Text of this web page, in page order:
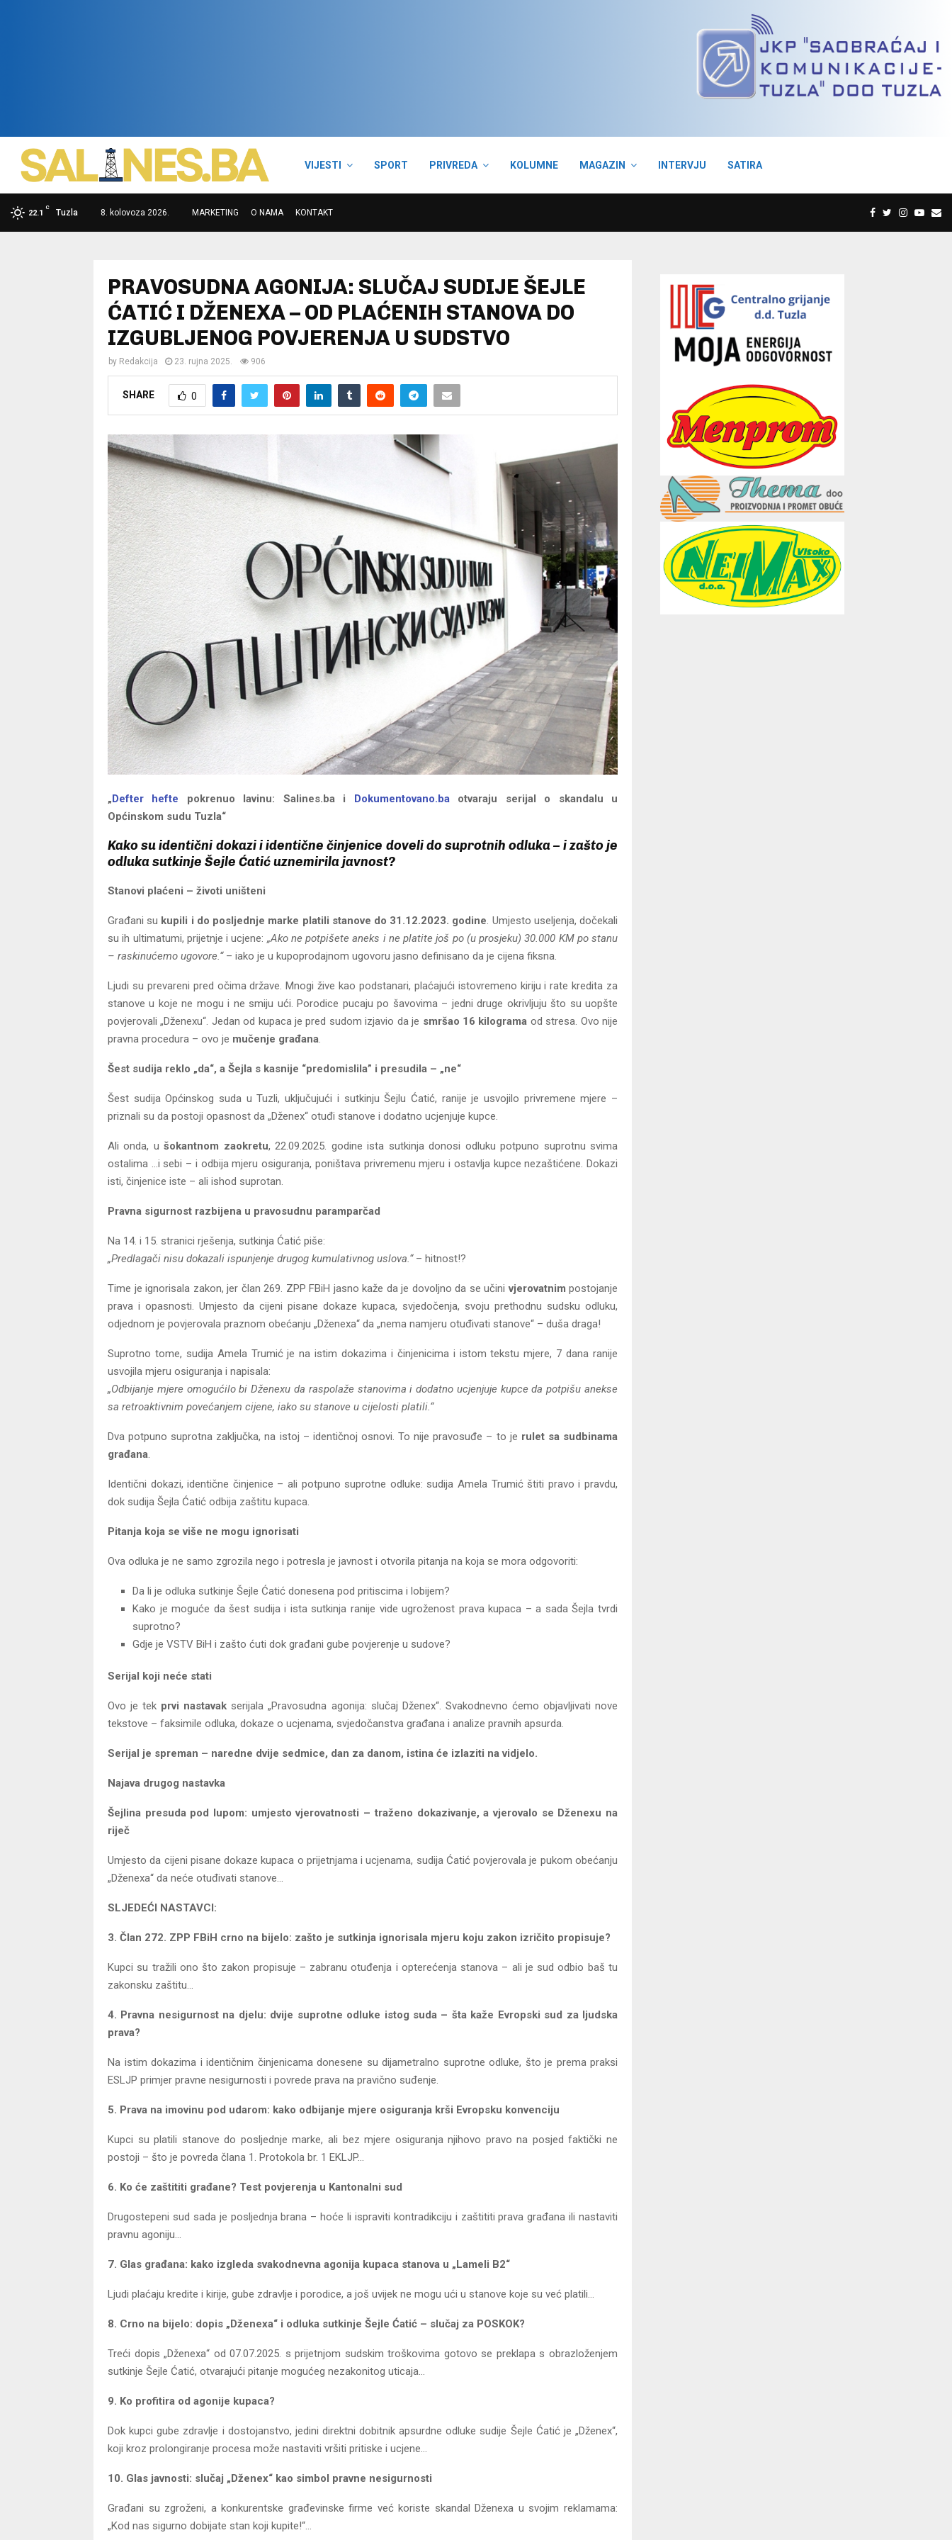
VIJESTI SPORT PRIVREDA KOLUMNE MAGAZIN INTERVJU SATIRA
22.1
C
Tuzla 8. kolovoza 2026. MARKETING O NAMA KONTAKT
PRAVOSUDNA AGONIJA: SLUČAJ SUDIJE ŠEJLE
ĆATIĆ I DŽENEXA – OD PLAĆENIH STANOVA DO
IZGUBLJENOG POVJERENJA U SUDSTVO
by Redakcija 23. rujna 2025. 906
SHARE 0
„ Defter hefte pokrenuo lavinu: Salines.ba i Dokumentovano.baotvaraju serijal o skandalu u
Općinskom sudu Tuzla“
Kako su identični dokazi i identične činjenice doveli do suprotnih odluka – i zašto je
odluka sutkinje Šejle Ćatić uznemirila javnost?
Stanovi plaćeni – životi uništeni
Građani su kupili i do posljednje marke platili stanove do 31.12.2023. godine. Umjesto useljenja, dočekali
su ih ultimatumi, prijetnje i ucjene: „Ako ne potpišete aneks i ne platite još po (u prosjeku) 30.000 KM po stanu
– raskinućemo ugovore.“ – iako je u kupoprodajnom ugovoru jasno definisano da je cijena fiksna.
Ljudi su prevareni pred očima države. Mnogi žive kao podstanari, plaćajući istovremeno kiriju i rate kredita za
stanove u koje ne mogu i ne smiju ući. Porodice pucaju po šavovima – jedni druge okrivljuju što su uopšte
povjerovali „Dženexu“. Jedan od kupaca je pred sudom izjavio da je smršao 16 kilograma od stresa. Ovo nije
pravna procedura – ovo je mučenje građana.
Šest sudija reklo „da“, a Šejla s kasnije “predomislila” i presudila – „ne“
Šest sudija Općinskog suda u Tuzli, uključujući i sutkinju Šejlu Ćatić, ranije je usvojilo privremene mjere –
priznali su da postoji opasnost da „Dženex“ otuđi stanove i dodatno ucjenjuje kupce.
Ali onda, ušokantnom zaokretu, 22.09.2025. godine ista sutkinja donosi odluku potpuno suprotnu svima
ostalima …i sebi – i odbija mjeru osiguranja, poništava privremenu mjeru i ostavlja kupce nezaštićene. Dokazi
isti, činjenice iste – ali ishod suprotan.
Pravna sigurnost razbijena u pravosudnu paramparčad
Na 14. i 15. stranici rješenja, sutkinja Ćatić piše:
„Predlagači nisu dokazali ispunjenje drugog kumulativnog uslova.“ – hitnost!?
Time je ignorisala zakon, jer član 269. ZPP FBiH jasno kaže da je dovoljno da se učinivjerovatnim postojanje
prava i opasnosti. Umjesto da cijeni pisane dokaze kupaca, svjedočenja, svoju prethodnu sudsku odluku,
odjednom je povjerovala praznom obećanju „Dženexa“ da „nema namjeru otuđivati stanove“ – duša draga!
Suprotno tome, sudija Amela Trumić je na istim dokazima i činjenicima i istom tekstu mjere, 7 dana ranije
usvojila mjeru osiguranja i napisala:
„Odbijanje mjere omogućilo bi Dženexu da raspolaže stanovima i dodatno ucjenjuje kupce da potpišu anekse
sa retroaktivnim povećanjem cijene, iako su stanove u cijelosti platili.“
Dva potpuno suprotna zaključka, na istoj – identičnoj osnovi. To nije pravosuđe – to je rulet sa sudbinama
građana.
Identični dokazi, identične činjenice – ali potpuno suprotne odluke: sudija Amela Trumić štiti pravo i pravdu,
dok sudija Šejla Ćatić odbija zaštitu kupaca.
Pitanja koja se više ne mogu ignorisati
Ova odluka je ne samo zgrozila nego i potresla je javnost i otvorila pitanja na koja se mora odgovoriti:
Da li je odluka sutkinje Šejle Ćatić donesena pod pritiscima i lobijem?
Kako je moguće da šest sudija i ista sutkinja ranije vide ugroženost prava kupaca – a sada Šejla tvrdi
suprotno?
Gdje je VSTV BiH i zašto ćuti dok građani gube povjerenje u sudove?
Serijal koji neće stati
Ovo je tek prvi nastavak serijala „Pravosudna agonija: slučaj Dženex“. Svakodnevno ćemo objavljivati nove
tekstove – faksimile odluka, dokaze o ucjenama, svjedočanstva građana i analize pravnih apsurda.
Serijal je spreman – naredne dvije sedmice, dan za danom, istina će izlaziti na vidjelo.
Najava drugog nastavka
Šejlina presuda pod lupom: umjesto vjerovatnosti – traženo dokazivanje, a vjerovalo se Dženexu na
riječ
Umjesto da cijeni pisane dokaze kupaca o prijetnjama i ucjenama, sudija Ćatić povjerovala je pukom obećanju
„Dženexa“ da neće otuđivati stanove…
SLJEDEĆI NASTAVCI:
3. Član 272. ZPP FBiH crno na bijelo: zašto je sutkinja ignorisala mjeru koju zakon izričito propisuje?
Kupci su tražili ono što zakon propisuje – zabranu otuđenja i opterećenja stanova – ali je sud odbio baš tu
zakonsku zaštitu…
4. Pravna nesigurnost na djelu: dvije suprotne odluke istog suda – šta kaže Evropski sud za ljudska
prava?
Na istim dokazima i identičnim činjenicama donesene su dijametralno suprotne odluke, što je prema praksi
ESLJP primjer pravne nesigurnosti i povrede prava na pravično suđenje.
5. Prava na imovinu pod udarom: kako odbijanje mjere osiguranja krši Evropsku konvenciju
Kupci su platili stanove do posljednje marke, ali bez mjere osiguranja njihovo pravo na posjed faktički ne
postoji – što je povreda člana 1. Protokola br. 1 EKLJP…
6. Ko će zaštititi građane? Test povjerenja u Kantonalni sud
Drugostepeni sud sada je posljednja brana – hoće li ispraviti kontradikciju i zaštititi prava građana ili nastaviti
pravnu agoniju…
7. Glas građana: kako izgleda svakodnevna agonija kupaca stanova u „Lameli B2“
Ljudi plaćaju kredite i kirije, gube zdravlje i porodice, a još uvijek ne mogu ući u stanove koje su već platili…
8. Crno na bijelo: dopis „Dženexa“ i odluka sutkinje Šejle Ćatić – slučaj za POSKOK?
Treći dopis „Dženexa“ od 07.07.2025. s prijetnjom sudskim troškovima gotovo se preklapa s obrazloženjem
sutkinje Šejle Ćatić, otvarajući pitanje mogućeg nezakonitog uticaja…
9. Ko profitira od agonije kupaca?
Dok kupci gube zdravlje i dostojanstvo, jedini direktni dobitnik apsurdne odluke sudije Šejle Ćatić je „Dženex“,
koji kroz prolongiranje procesa može nastaviti vršiti pritiske i ucjene…
10. Glas javnosti: slučaj „Dženex“ kao simbol pravne nesigurnosti
Građani su zgroženi, a konkurentske građevinske firme već koriste skandal Dženexa u svojim reklamama:
„Kod nas sigurno dobijate stan koji kupite!“…